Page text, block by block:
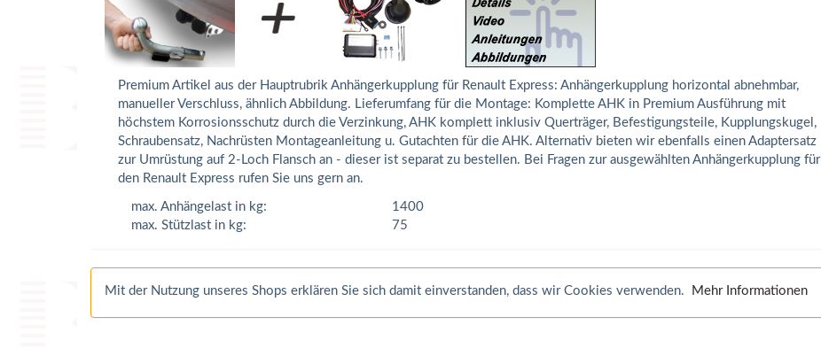
Premium Artikel aus der Hauptrubrik Anhängerkupplung für Renault Express: Anhängerkupplung horizontal abnehmbar,
manueller Verschluss, ähnlich Abbildung. Lieferumfang für die Montage: Komplette AHK in Premium Ausführung mit
höchstem Korrosionsschutz durch die Verzinkung, AHK komplett inklusiv Querträger, Befestigungsteile, Kupplungskugel,
Schraubensatz, Nachrüsten Montageanleitung u. Gutachten für die AHK. Alternativ bieten wir ebenfalls einen Adaptersatz
zur Umrüstung auf 2-Loch Flansch an - dieser ist separat zu bestellen. Bei Fragen zur ausgewählten Anhängerkupplung für
den Renault Express rufen Sie uns gern an.
max. Anhängelast in kg:
1400
max. Stützlast in kg:
75
Mit der Nutzung unseres Shops erklären Sie sich damit einverstanden, dass wir Cookies verwenden. Mehr Informationen